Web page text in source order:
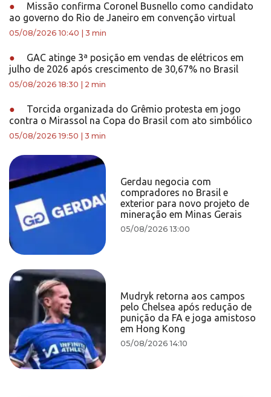
●
Missão confirma Coronel Busnello como candidato
ao governo do Rio de Janeiro em convenção virtual
05/08/2026 10:40 3 min
●
GAC atinge 3ª posição em vendas de elétricos em
julho de 2026 após crescimento de 30,67% no Brasil
05/08/2026 18:30 2 min
●
Torcida organizada do Grêmio protesta em jogo
contra o Mirassol na Copa do Brasil com ato simbólico
05/08/2026 19:50 3 min
Gerdau negocia com
compradores no Brasil e
exterior para novo projeto de
mineração em Minas Gerais
05/08/2026 13:00
Mudryk retorna aos campos
pelo Chelsea após redução de
punição da FA e joga amistoso
em Hong Kong
05/08/2026 14:10